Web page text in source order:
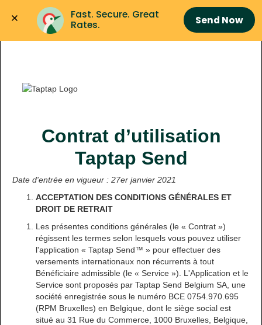
Fast. Secure. Great
Rates.
Send Now
Contrat d’utilisation
Taptap Send
Date d'entrée en vigueur : 27er janvier 2021
ACCEPTATION DES CONDITIONS GÉNÉRALES ET
DROIT DE RETRAIT
Les présentes conditions générales (le « Contrat »)
régissent les termes selon lesquels vous pouvez utiliser
l'application « Taptap Send™ » pour effectuer des
versements internationaux non récurrents à tout
Bénéficiaire admissible (le « Service »). L'Application et le
Service sont proposés par Taptap Send Belgium SA, une
société enregistrée sous le numéro BCE 0754.970.695
(RPM Bruxelles) en Belgique, dont le siège social est
situé au 31 Rue du Commerce, 1000 Bruxelles, Belgique,